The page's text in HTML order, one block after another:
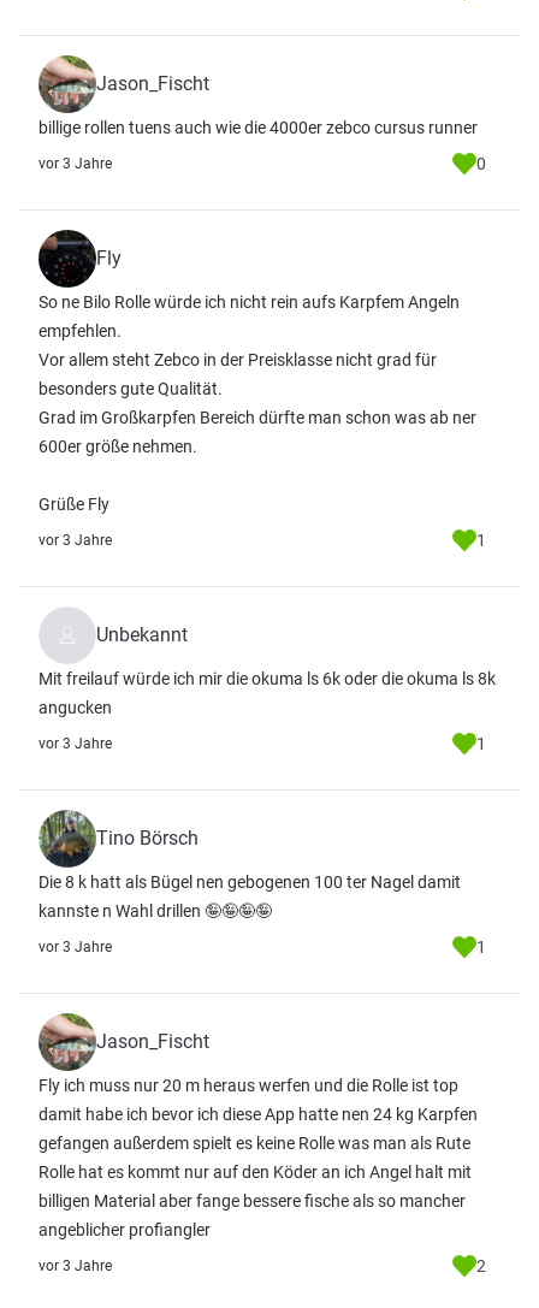
Jason_Fischt
billige rollen tuens auch wie die 4000er zebco cursus runner
vor 3 Jahre 0
Fly
So ne Bilo Rolle würde ich nicht rein aufs Karpfem Angeln
empfehlen.
Vor allem steht Zebco in der Preisklasse nicht grad für
besonders gute Qualität.
Grad im Großkarpfen Bereich dürfte man schon was ab ner
600er größe nehmen.
Grüße Fly
vor 3 Jahre 1
Unbekannt
Mit freilauf würde ich mir die okuma ls 6k oder die okuma ls 8k
angucken
vor 3 Jahre 1
Tino Börsch
Die 8 k hatt als Bügel nen gebogenen 100 ter Nagel damit
kannste n Wahl drillen 🤪🤪🤪🤪
vor 3 Jahre 1
Jason_Fischt
Fly ich muss nur 20 m heraus werfen und die Rolle ist top
damit habe ich bevor ich diese App hatte nen 24 kg Karpfen
gefangen außerdem spielt es keine Rolle was man als Rute
Rolle hat es kommt nur auf den Köder an ich Angel halt mit
billigen Material aber fange bessere fische als so mancher
angeblicher profiangler
vor 3 Jahre 2